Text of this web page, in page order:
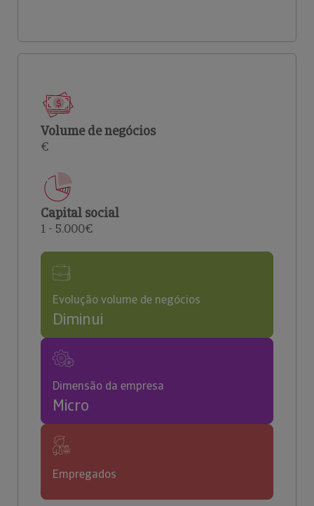
Volume de negócios
€
Capital social
1 - 5.000€
Evolução volume de negócios
Diminui
Dimensão da empresa
Micro
Empregados